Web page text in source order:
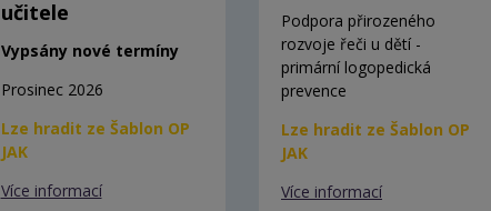
učitele
Vypsány nové termíny
Prosinec 2026
Lze hradit ze Šablon OP
JAK
Více informací
Podpora přirozeného
rozvoje řeči u dětí -
primární logopedická
prevence
Lze hradit ze Šablon OP
JAK
Více informací